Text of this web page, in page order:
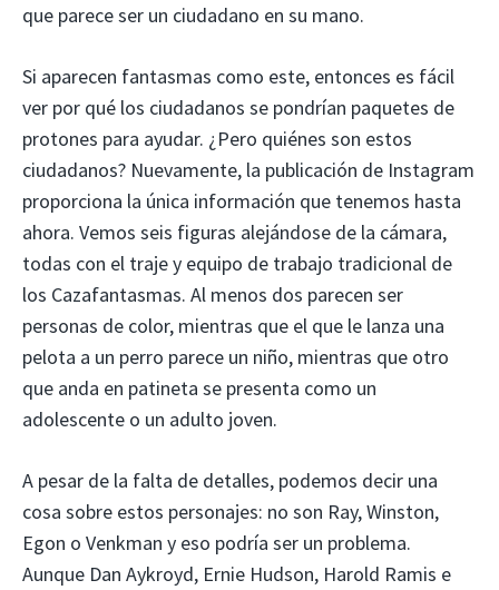
que parece ser un ciudadano en su mano.
Si aparecen fantasmas como este, entonces es fácil
ver por qué los ciudadanos se pondrían paquetes de
protones para ayudar. ¿Pero quiénes son estos
ciudadanos? Nuevamente, la publicación de Instagram
proporciona la única información que tenemos hasta
ahora. Vemos seis figuras alejándose de la cámara,
todas con el traje y equipo de trabajo tradicional de
los Cazafantasmas. Al menos dos parecen ser
personas de color, mientras que el que le lanza una
pelota a un perro parece un niño, mientras que otro
que anda en patineta se presenta como un
adolescente o un adulto joven.
A pesar de la falta de detalles, podemos decir una
cosa sobre estos personajes: no son Ray, Winston,
Egon o Venkman y eso podría ser un problema.
Aunque Dan Aykroyd, Ernie Hudson, Harold Ramis e